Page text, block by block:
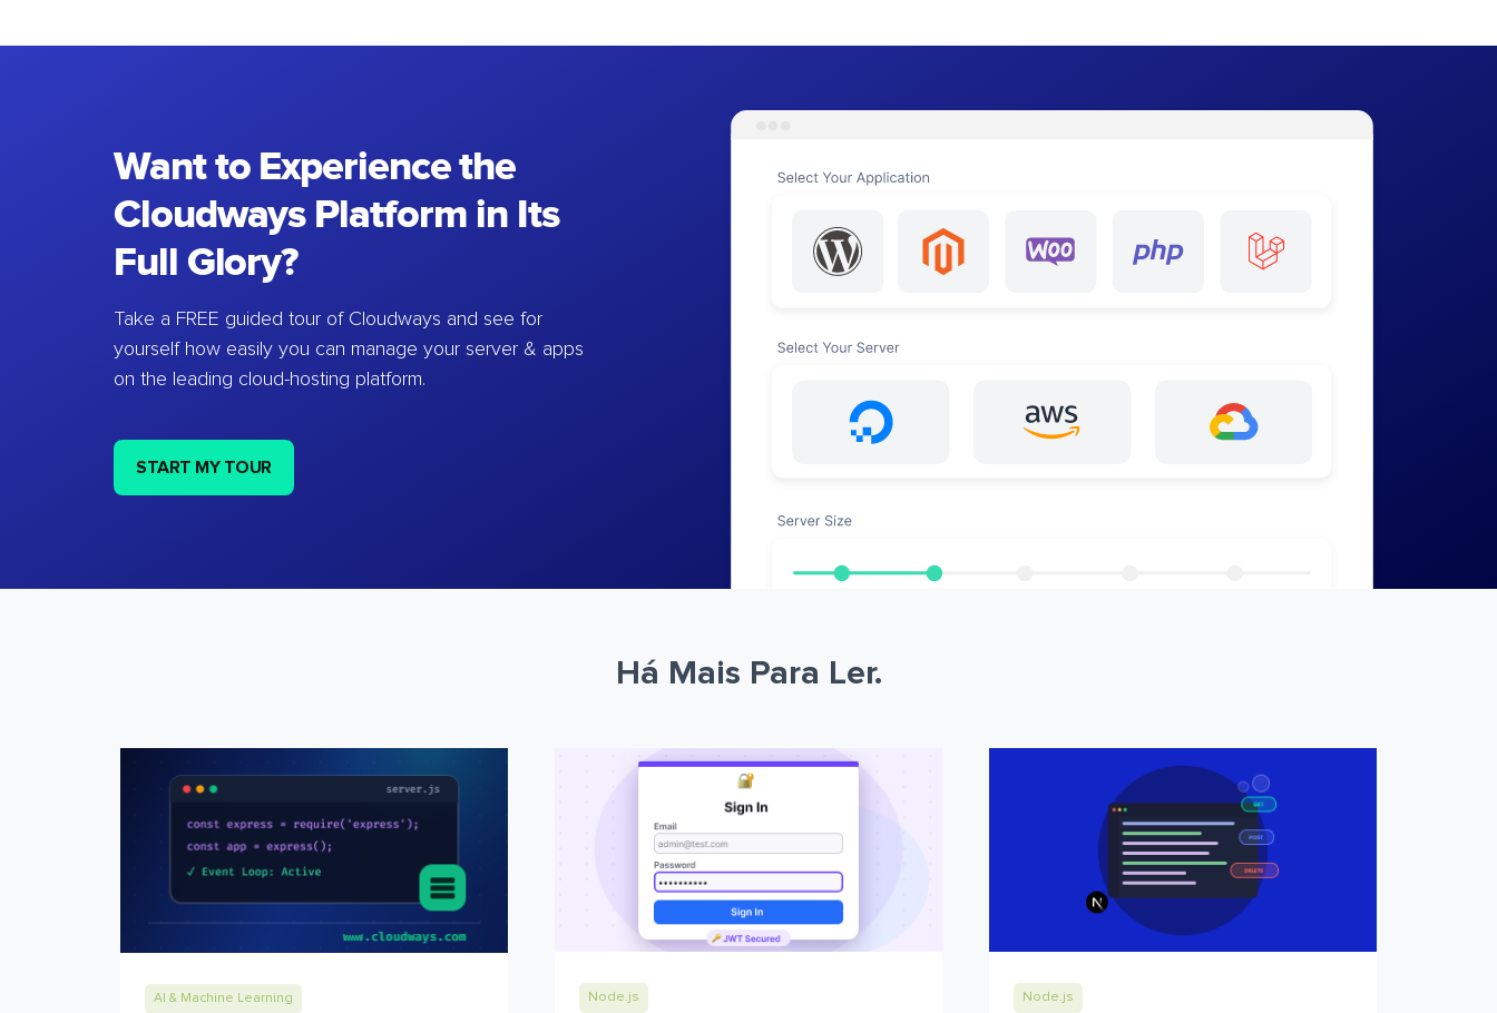
Want to Experience the
Cloudways Platform in Its
Full Glory?
Take a FREE guided tour of Cloudways and see for
yourself how easily you can manage your server & apps
on the leading cloud-hosting platform.
START MY TOUR
Há Mais Para Ler.
AI & Machine Learning Node.js Node.js